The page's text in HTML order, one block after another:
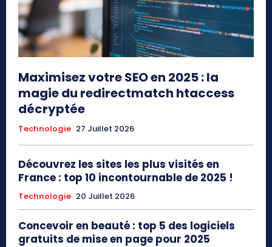
Maximisez votre SEO en 2025 : la
magie du redirectmatch htaccess
décryptée
Technologie 27 Juillet 2026
Découvrez les sites les plus visités en
France : top 10 incontournable de 2025 !
Technologie 20 Juillet 2026
Concevoir en beauté : top 5 des logiciels
gratuits de mise en page pour 2025